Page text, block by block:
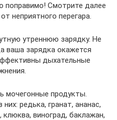
поправимо! Смотрите далее
неприятного перегара.
утреннюю зарядку. Не
ваша зарядка окажется
дыхательные
мочегонные продукты.
редька, гранат, ананас,
виноград, баклажан,